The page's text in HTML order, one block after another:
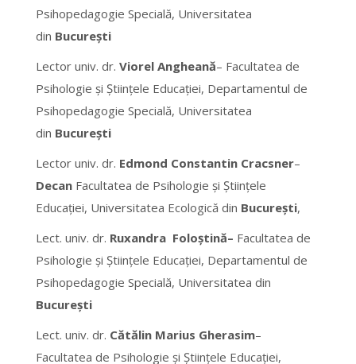
Psihopedagogie Specială, Universitatea
din București
Lector univ. dr. Viorel Angheană– Facultatea de
Psihologie și Științele Educației, Departamentul de
Psihopedagogie Specială, Universitatea
din București
Lector univ. dr. Edmond Constantin Cracsner–
Decan Facultatea de Psihologie și Științele
Educației, Universitatea Ecologică din București,
Lect. univ. dr. Ruxandra Foloștină– Facultatea de
Psihologie și Științele Educației, Departamentul de
Psihopedagogie Specială, Universitatea din
București
Lect. univ. dr. Cătălin Marius Gherasim–
Facultatea de Psihologie și Științele Educației,